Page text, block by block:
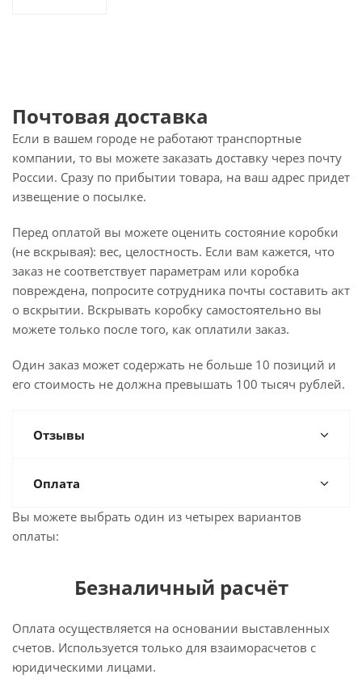
Почтовая доставка
Если в вашем городе не работают транспортные
компании, то вы можете заказать доставку через почту
России. Сразу по прибытии товара, на ваш адрес придет
извещение о посылке.
Перед оплатой вы можете оценить состояние коробки
(не вскрывая): вес, целостность. Если вам кажется, что
заказ не соответствует параметрам или коробка
повреждена, попросите сотрудника почты составить акт
о вскрытии. Вскрывать коробку самостоятельно вы
можете только после того, как оплатили заказ.
Один заказ может содержать не больше 10 позиций и
его стоимость не должна превышать 100 тысяч рублей.
Отзывы
Оплата
Вы можете выбрать один из четырех вариантов
оплаты:
Безналичный расчёт
Оплата осуществляется на основании выставленных
счетов. Используется только для взаиморасчетов с
юридическими лицами.